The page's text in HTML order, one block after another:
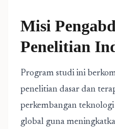
Misi
Penelitian
Program studi ini
penelitian dasar dan
perkembangan
global guna